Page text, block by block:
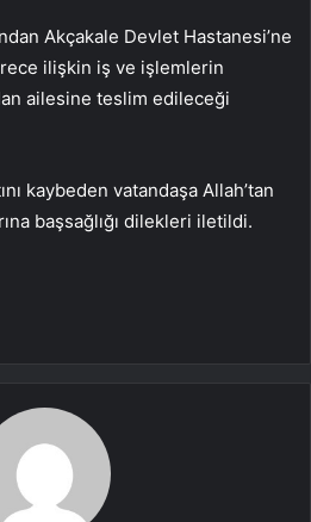
Akçakale Devlet Hastanesi’ne
ilişkin iş ve işlemlerin
ailesine teslim edileceği
kaybeden vatandaşa Allah’tan
başsağlığı dilekleri iletildi.